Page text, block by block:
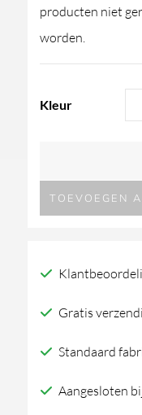
producten niet
worden.
Kleur
Trame
hoge
TOEVOEGEN
Gratis
Standaard
Aangesloten